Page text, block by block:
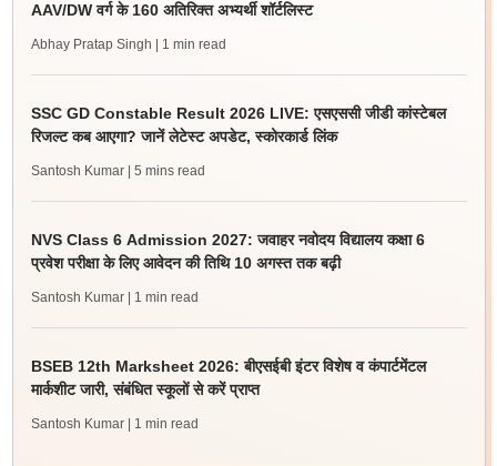
AAV/DW वर्ग के 160 अतिरिक्त अभ्यर्थी शॉर्टलिस्ट
Abhay Pratap Singh | 1 min read
SSC GD Constable Result 2026 LIVE: एसएससी जीडी कांस्टेबल
रिजल्ट कब आएगा? जानें लेटेस्ट अपडेट, स्कोरकार्ड लिंक
Santosh Kumar | 5 mins read
NVS Class 6 Admission 2027: जवाहर नवोदय विद्यालय कक्षा 6
प्रवेश परीक्षा के लिए आवेदन की तिथि 10 अगस्त तक बढ़ी
Santosh Kumar | 1 min read
BSEB 12th Marksheet 2026: बीएसईबी इंटर विशेष व कंपार्टमेंटल
मार्कशीट जारी, संबंधित स्कूलों से करें प्राप्त
Santosh Kumar | 1 min read